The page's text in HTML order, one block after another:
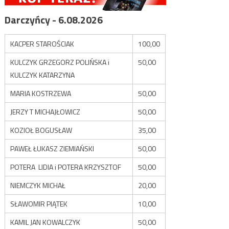
Darczyńcy - 6.08.2026
KACPER STAROŚCIAK
100,00
KULCZYK GRZEGORZ POLIŃSKA i
KULCZYK KATARZYNA
50,00
MARIA KOSTRZEWA
50,00
JERZY T MICHAJŁOWICZ
50,00
KOZIOŁ BOGUSŁAW
35,00
PAWEŁ ŁUKASZ ZIEMIAŃSKI
50,00
POTERA LIDIA i POTERA KRZYSZTOF
50,00
NIEMCZYK MICHAŁ
20,00
SŁAWOMIR PIĄTEK
10,00
KAMIL JAN KOWALCZYK
50,00